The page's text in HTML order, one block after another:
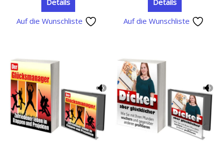
Details
Auf die Wunschliste
Details
Auf die Wunschliste